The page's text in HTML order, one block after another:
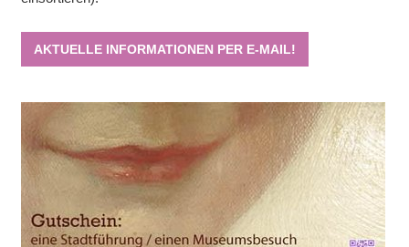
AKTUELLE INFORMATIONEN PER E-MAIL!